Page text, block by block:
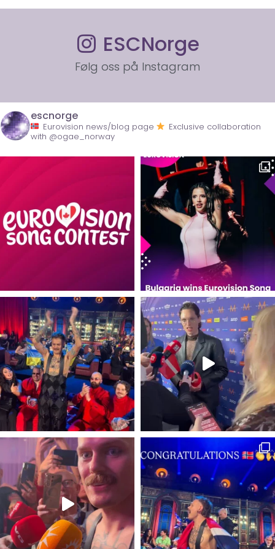
ESCNorge
Følg oss på Instagram
escnorge
Eurovision news/blog page
Exclusive collaboration
with @ogae_norway